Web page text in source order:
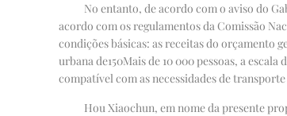
No entanto, de acordo com o aviso do
acordo com os regulamentos da Comissão
condições básicas: as receitas do orçamento
urbana de150Mais de 10 000 pessoas, a
compatível com as necessidades de
Hou Xiaochun, em nome da presente